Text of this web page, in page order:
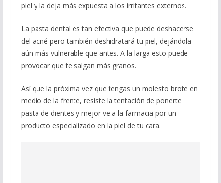
piel y la deja más expuesta a los irritantes externos.
La pasta dental es tan efectiva que puede deshacerse
del acné pero también deshidratará tu piel, dejándola
aún más vulnerable que antes. A la larga esto puede
provocar que te salgan más granos.
Así que la próxima vez que tengas un molesto brote en
medio de la frente, resiste la tentación de ponerte
pasta de dientes y mejor ve a la farmacia por un
producto especializado en la piel de tu cara.